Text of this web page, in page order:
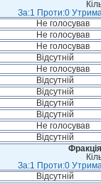
За:1 Проти:0
Не голосував
Не голосував
Не голосував
Відсутній
Не голосував
Відсутній
Відсутній
Відсутній
Відсутній
Не голосував
Відсутній
За:1 Проти:0
Відсутній